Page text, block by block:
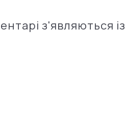
з'являються із